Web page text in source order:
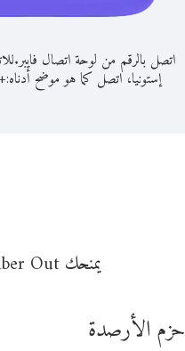
اتصل بالرقم من لوحة اتصال فايبر.
إستونيا، اتصل كما هو موضح أدناه:
يمنحك Viber Out المزيد من وقت المكالمة مقابل تكلفة أقل من المال. اختر من أحد خيارات الاتصال المرنة ذات السعر المنخفض:
حزم الأرصدة